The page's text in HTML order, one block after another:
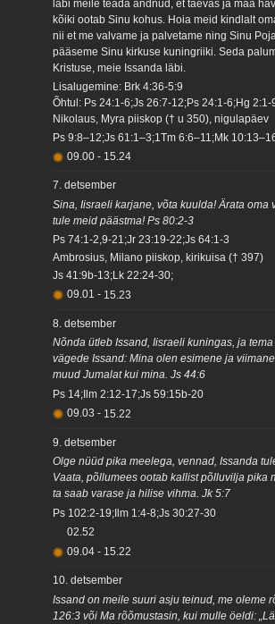
läbi meile teada andnud, et taevas ja maa
kõiki ootab Sinu kohus. Hoia meid kindlalt
nii et me valvame ja palvetame ning Sinu
pääseme Sinu kirkuse kuningriiki. Seda
Kristuse, meie Issanda läbi.
Lisalugemine: Brk 4:36-5:9
Õhtul: Ps 24:1-6;Js 26:7-12;Ps 24:1-6;Hg 2:1-
Nikolaus, Myra piiskop († u 350), nigulapäev
Ps 9:8–12;Js 61:1–3;1Tm 6:6–11;Mk
09.00 - 15.24
7. detsember
Sina, Iisraeli karjane, võta kuulda! Ärata oma
tule meid päästma! Ps 80:2-3
Ps 74:1-2,9-21;Jr 23:19-22;Js 64:1-3
Ambrosius, Milano piiskop, kirikuisa († 397)
Js 41:9b-13;Lk 22:24-30;
09.01 - 15.23
8. detsember
Nõnda ütleb Issand, Iisraeli kuningas, ja
vägede Issand: Mina olen esimene ja
muud Jumalat kui mina. Js 44:6
Ps 14;Ilm 2:12-17;Js 59:15b-20
09.03 - 15.22
9. detsember
Olge nüüd pika meelega, vennad, Issanda
Vaata, põllumees ootab kallist põlluvilja pika
ta saab varase ja hilise vihma. Jk 5:7
Ps 102:2-19;Ilm 1:4-8;Js 30:27-30
02.52
09.04 - 15.22
10. detsember
Issand on meile suuri asju teinud, me oleme
126:3 või Ma rõõmustasin, kui mulle öeldi: